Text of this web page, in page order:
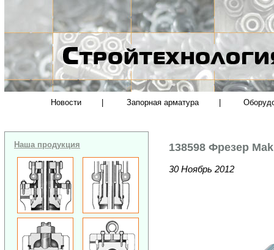
Новости Запорная арматура
Наша продукция 138598 Фрезер
30 Ноябрь 2012